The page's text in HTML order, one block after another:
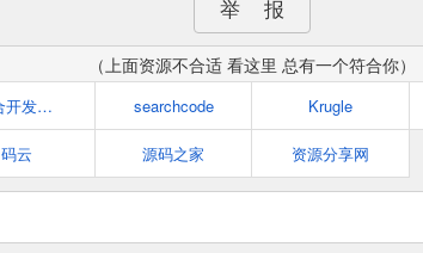
举 报
（上面资源不合适 看这里 总有一个符合你）
联合开发网 - pudn.com searchcode Krugle
码云 源码之家 资源分享网